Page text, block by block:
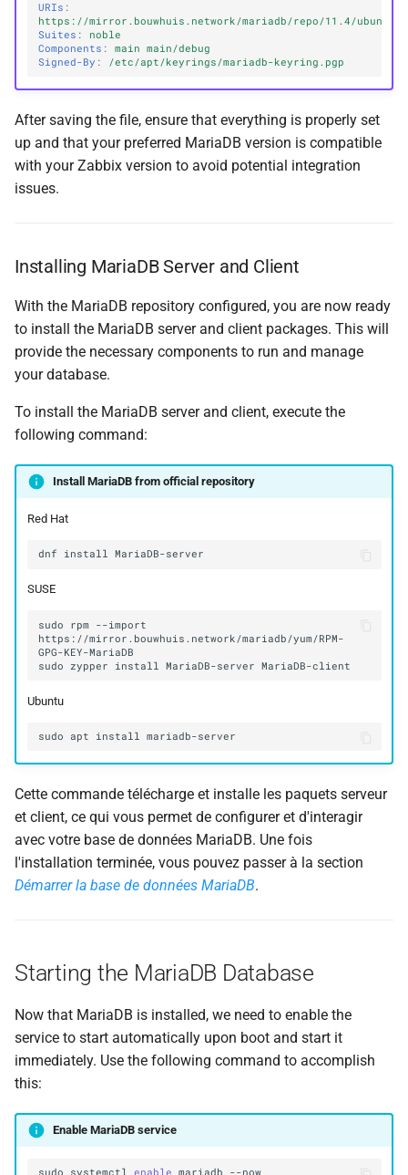
URIs :
https://mirror.bouwhuis.network/mariadb/repo/11.4/ubuntu
Suites :
noble
Components :
main main/debug
Signed-By : /etc/apt/keyrings/mariadb-keyring.pgp
After saving the file, ensure that everything is properly set
up and that your preferred MariaDB version is compatible
with your Zabbix version to avoid potential integration
issues.
Installing MariaDB Server and Client
With the MariaDB repository configured, you are now ready
to install the MariaDB server and client packages. This will
provide the necessary components to run and manage
your database.
To install the MariaDB server and client, execute the
following command:
Install MariaDB from official repository
Red Hat
dnf install
SUSE
sudo rpm
--import
https://mirror.bouwhuis.network/mariadb/yum/RPM-
sudo
zypper install MariaDB-server
Ubuntu
sudo apt install
Cette commande télécharge et installe les paquets serveur
et client, ce qui vous permet de configurer et d'interagir
avec votre base de données MariaDB. Une fois
l'installation terminée, vous pouvez passer à la section
Démarrer la base de données MariaDB.
Starting the MariaDB Database
Now that MariaDB is installed, we need to enable the
service to start automatically upon boot and start it
immediately. Use the following command to accomplish
this:
Enable MariaDB service